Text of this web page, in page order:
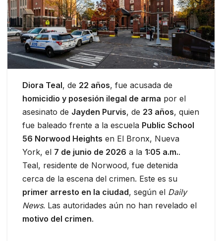
Diora Teal, de 22 años, fue acusada de
homicidio y posesión ilegal de arma por el
asesinato de Jayden Purvis, de 23 años, quien
fue baleado frente a la escuela Public School
56 Norwood Heights en El Bronx, Nueva
York, el 7 de junio de 2026 a la 1:05 a.m..
Teal, residente de Norwood, fue detenida
cerca de la escena del crimen. Este es su
primer arresto en la ciudad, según el Daily
News. Las autoridades aún no han revelado el
motivo del crimen.